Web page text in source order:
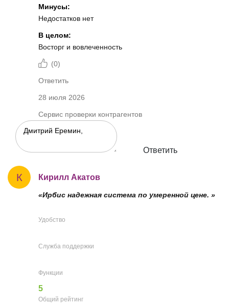
Минусы:
Недостатков нет
В целом:
Восторг и вовлеченность
(0)
Ответить
28 июля 2026
Сервис проверки контрагентов
Ответить
К Кирилл Акатов
«Ирбис надежная система по умеренной цене. »
Удобство
Служба поддержки
Функции
5
Общий рейтинг